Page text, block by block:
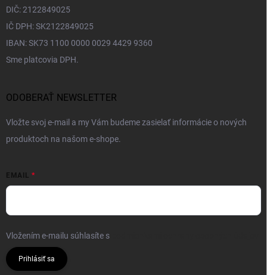
DIČ: 2122849025
IČ DPH: SK2122849025
IBAN: SK73 1100 0000 0029 4429 9360
Sme platcovia DPH.
ODOBERAŤ NEWSLETTER
Vložte svoj e-mail a my Vám budeme zasielať informácie o nových
produktoch na našom e-shope.
EMAIL
Vložením e-mailu súhlasíte s
Prihlásiť sa